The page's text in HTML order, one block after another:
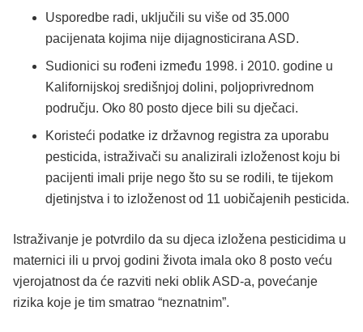
Usporedbe radi, uključili su više od 35.000
pacijenata kojima nije dijagnosticirana ASD.
Sudionici su rođeni između 1998. i 2010. godine u
Kalifornijskoj središnjoj dolini, poljoprivrednom
području. Oko 80 posto djece bili su dječaci.
Koristeći podatke iz državnog registra za uporabu
pesticida, istraživači su analizirali izloženost koju bi
pacijenti imali prije nego što su se rodili, te tijekom
djetinjstva i to izloženost od 11 uobičajenih pesticida.
Istraživanje je potvrdilo da su djeca izložena pesticidima u
maternici ili u prvoj godini života imala oko 8 posto veću
vjerojatnost da će razviti neki oblik ASD-a, povećanje
rizika koje je tim smatrao “neznatnim”.